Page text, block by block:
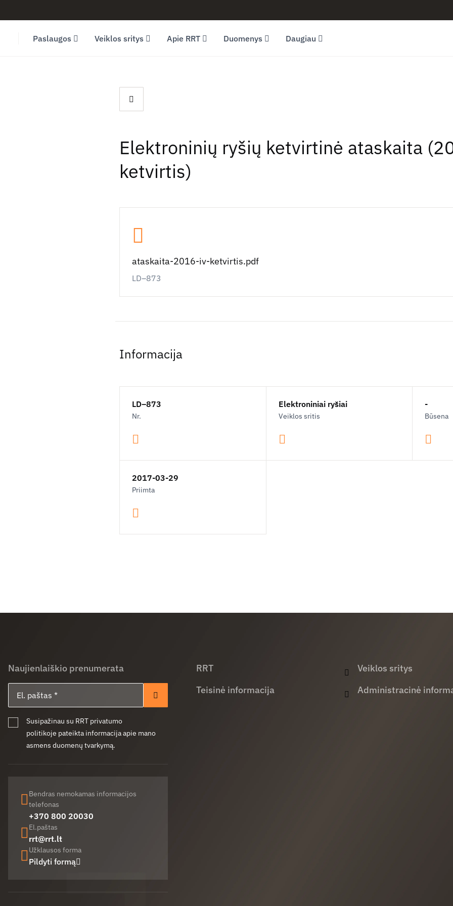
Paslaugos Veiklos sritys Apie RRT Duomenys Daugiau
Elektroninių ryšių ketvirtinė ataskaita
ketvirtis)
ataskaita-2016-iv-ketvirtis.pdf
LD–873
Informacija
LD–873
Nr.
Elektroniniai ryšiai
Veiklos sritis
-
Būsena
2017-03-29
Priimta
Naujienlaiškio prenumerata
Prenumeruoti
Susipažinau su RRT privatumo
politikoje pateikta informacija apie mano
asmens duomenų tvarkymą.
Bendras nemokamas informacijos
telefonas
+370 800 20030
El.paštas
rrt@rrt.lt
Užklausos forma
Pildyti formą
RRT
Teisinė informacija
Veiklos sritys
Administracinė